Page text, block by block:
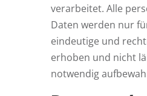
verarbeitet. Alle
Daten werden nur
eindeutige und
erhoben und nicht
notwendig